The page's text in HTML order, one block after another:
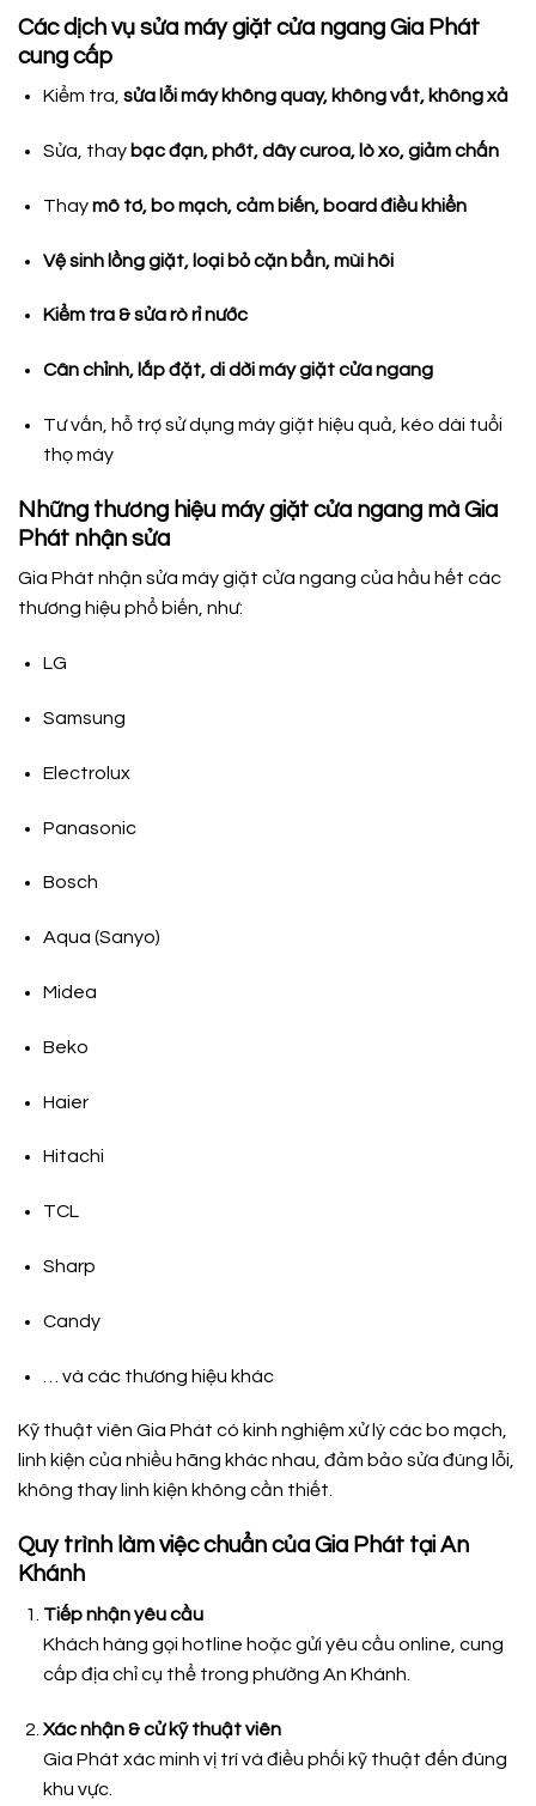
Các dịch vụ sửa máy giặt cửa ngang Gia Phát
cung cấp
Kiểm tra, sửa lỗi máy không quay, không vắt, không xả
Sửa, thay bạc đạn, phớt, dây curoa, lò xo, giảm chấn
Thaymô tơ, bo mạch, cảm biến, board điều khiển
Vệ sinh lồng giặt, loại bỏ cặn bẩn, mùi hôi
Kiểm tra & sửa rò rỉ nước
Cân chỉnh, lắp đặt, di dời máy giặt cửa ngang
Tư vấn, hỗ trợ sử dụng máy giặt hiệu quả, kéo dài tuổi
thọ máy
Những thương hiệu máy giặt cửa ngang mà Gia
Phát nhận sửa
Gia Phát nhận sửa máy giặt cửa ngang của hầu hết các
thương hiệu phổ biến, như:
LG
Samsung
Electrolux
Panasonic
Bosch
Aqua (Sanyo)
Midea
Beko
Haier
Hitachi
TCL
Sharp
Candy
… và các thương hiệu khác
Kỹ thuật viên Gia Phát có kinh nghiệm xử lý các bo mạch,
linh kiện của nhiều hãng khác nhau, đảm bảo sửa đúng lỗi,
không thay linh kiện không cần thiết.
Quy trình làm việc chuẩn của Gia Phát tại An
Khánh
Tiếp nhận yêu cầu
Khách hàng gọi hotline hoặc gửi yêu cầu online, cung
cấp địa chỉ cụ thể trong phường An Khánh.
Xác nhận & cử kỹ thuật viên
Gia Phát xác minh vị trí và điều phối kỹ thuật đến đúng
khu vực.